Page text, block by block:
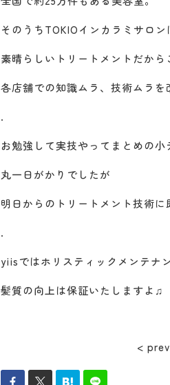
そのうちTOKIOインカラミサロン
素晴らしいトリートメントだから
各店舗での知識ムラ、技術ムラ
.
お勉強して実技やってまとめの小
丸一日がかりでしたが
明日からのトリートメント技術
.
yiisではホリスティックメンテナ
髪質の向上は保証いたしますよ♫
< prev